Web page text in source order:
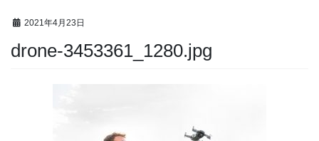
2021年4月23日
drone-3453361_1280.jpg